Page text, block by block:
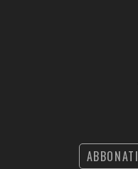
ABBONATI